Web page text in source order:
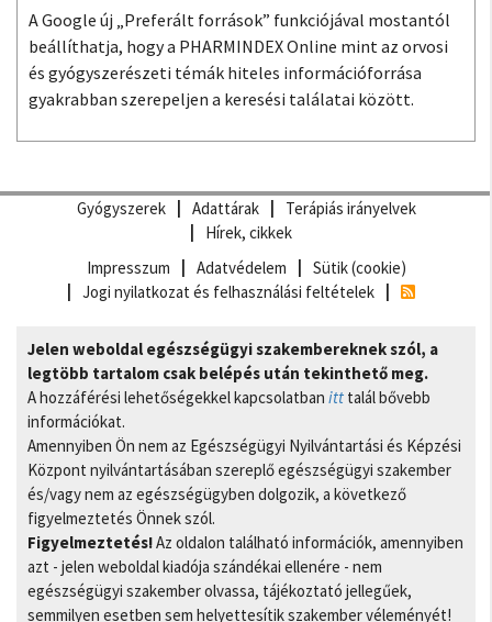
A Google új „Preferált források” funkciójával mostantól
beállíthatja, hogy a PHARMINDEX Online mint az orvosi
és gyógyszerészeti témák hiteles információforrása
gyakrabban szerepeljen a keresési találatai között.
Gyógyszerek Adattárak
Terápiás irányelvek
Hírek, cikkek
Impresszum
Adatvédelem
Sütik (cookie)
Jogi nyilatkozat és felhasználási feltételek
Jelen weboldal egészségügyi szakembereknek szól, a
legtöbb tartalom csak belépés után tekinthető meg.
A hozzáférési lehetőségekkel kapcsolatban itt talál bővebb
információkat.
Amennyiben Ön nem az Egészségügyi Nyilvántartási és Képzési
Központ nyilvántartásában szereplő egészségügyi szakember
és/vagy nem az egészségügyben dolgozik, a következő
figyelmeztetés Önnek szól.
Figyelmeztetés!Az oldalon található információk, amennyiben
azt - jelen weboldal kiadója szándékai ellenére - nem
egészségügyi szakember olvassa, tájékoztató jellegűek,
semmilyen esetben sem helyettesítik szakember véleményét!